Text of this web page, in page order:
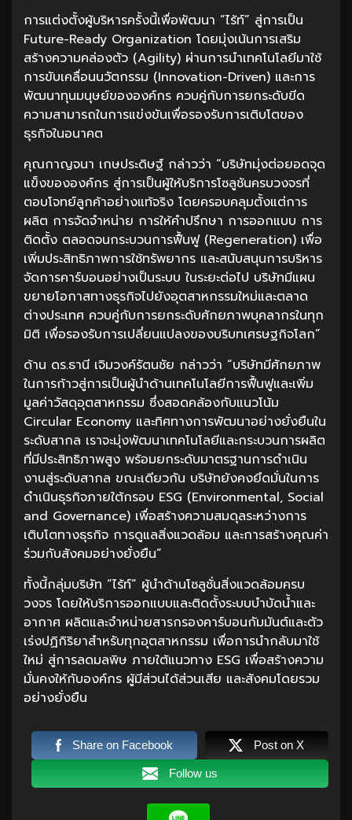
การแต่งตั้งผู้บริหารครั้งนี้เพื่อพัฒนา “ไร้ท์” สู่การเป็น
Future-Ready Organization โดยมุ่งเน้นการเสริม
สร้างความคล่องตัว (Agility) ผ่านการนำเทคโนโลยีมาใช้
การขับเคลื่อนนวัตกรรม (Innovation-Driven) และการ
พัฒนาทุนมนุษย์ขององค์กร ควบคู่กับการยกระดับขีด
ความสามารถในการแข่งขันเพื่อรองรับการเติบโตของ
ธุรกิจในอนาคต
คุณกาญจนา เกษประดิษฐ์ กล่าวว่า “บริษัทมุ่งต่อยอดจุด
แข็งขององค์กร สู่การเป็นผู้ให้บริการโซลูชันครบวงจรที่
ตอบโจทย์ลูกค้าอย่างแท้จริง โดยครอบคลุมตั้งแต่การ
ผลิต การจัดจำหน่าย การให้คำปรึกษา การออกแบบ การ
ติดตั้ง ตลอดจนกระบวนการฟื้นฟู (Regeneration) เพื่อ
เพิ่มประสิทธิภาพการใช้ทรัพยากร และสนับสนุนการบริหาร
จัดการคาร์บอนอย่างเป็นระบบ ในระยะต่อไป บริษัทมีแผน
ขยายโอกาสทางธุรกิจไปยังอุตสาหกรรมใหม่และตลาด
ต่างประเทศ ควบคู่กับการยกระดับศักยภาพบุคลากรในทุก
มิติ เพื่อรองรับการเปลี่ยนแปลงของบริบทเศรษฐกิจโลก”
ด้าน ดร.ธานี เจิมวงค์รัตนชัย กล่าวว่า “บริษัทมีศักยภาพ
ในการก้าวสู่การเป็นผู้นำด้านเทคโนโลยีการฟื้นฟูและเพิ่ม
มูลค่าวัสดุอุตสาหกรรม ซึ่งสอดคล้องกับแนวโน้ม
Circular Economy และทิศทางการพัฒนาอย่างยั่งยืนใน
ระดับสากล เราจะมุ่งพัฒนาเทคโนโลยีและกระบวนการผลิต
ที่มีประสิทธิภาพสูง พร้อมยกระดับมาตรฐานการดำเนิน
งานสู่ระดับสากล ขณะเดียวกัน บริษัทยังคงยึดมั่นในการ
ดำเนินธุรกิจภายใต้กรอบ ESG (Environmental, Social
and Governance) เพื่อสร้างความสมดุลระหว่างการ
เติบโตทางธุรกิจ การดูแลสิ่งแวดล้อม และการสร้างคุณค่า
ร่วมกับสังคมอย่างยั่งยืน”
ทั้งนี้กลุ่มบริษัท “ไร้ท์” ผู้นำด้านโซลูชั่นสิ่งแวดล้อมครบ
วงจร โดยให้บริการออกแบบและติดตั้งระบบบำบัดน้ำและ
อากาศ ผลิตและจำหน่ายสารกรองคาร์บอนกัมมันต์และตัว
เร่งปฏิกิริยาสำหรับทุกอุตสาหกรรม เพื่อการนำกลับมาใช้
ใหม่ สู่การลดมลพิษ ภายใต้แนวทาง ESG เพื่อสร้างความ
มั่นคงให้กับองค์กร ผู้มีส่วนได้ส่วนเสีย และสังคมโดยรวม
อย่างยั่งยืน
Share on Facebook Post on X
Follow us